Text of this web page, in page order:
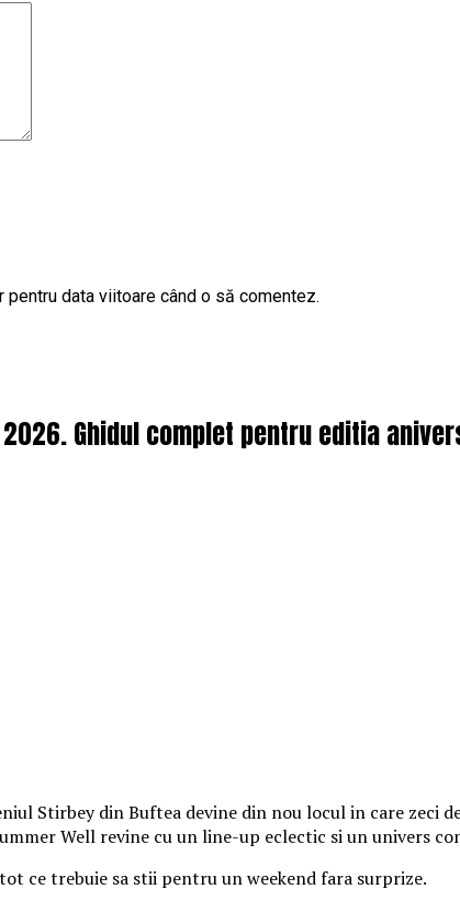
data viitoare când o să comentez.
Ghidul complet pentru editia
Stirbey din Buftea devine din nou locul in care zeci
Well revine cu un line-up eclectic si un univers
ce trebuie sa stii pentru un weekend fara surprize.